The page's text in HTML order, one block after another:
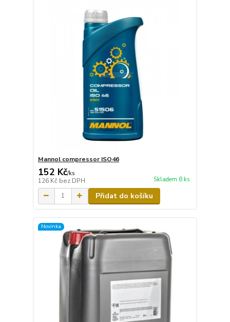
Mannol compressor ISO46
152 Kč/ks
126 Kč bez DPH Skladem 8 ks
Přidat do košíku
Novinka